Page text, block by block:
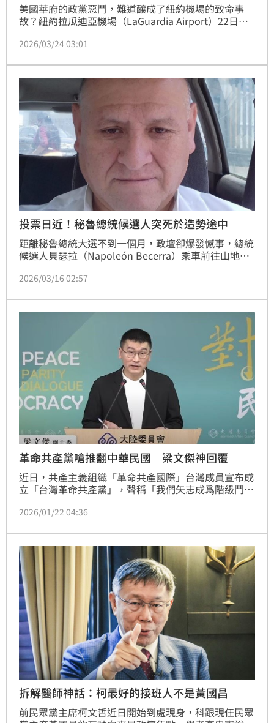
美國華府的政黨惡鬥，難道釀成了紐約機場的致命事
故？紐約拉瓜迪亞機場（LaGuardia Airport）22日發
因恐怕和航管員分身乏術有關。去年美國史上持續最久
缺勤，至今全美塔台人力仍短缺3000人之多。
2026/03/24 03:01
投票日近！秘魯總統候選人突死於造勢途中
距離秘魯總統大選不到一個月，政壇卻爆發憾事，總統
候選人貝瑟拉（Napoleón Becerra）乘車前往山地城
醫搶救後傷重不治，車上的3名同行者也受傷；如今其
2026/03/16 02:57
革命共產黨嗆推翻中華民國 梁文傑神回覆
近日，共產主義組織「革命共產國際」台灣成員宣布成
立「台灣革命共產黨」，聲稱「我們矢志成爲階級鬥爭
義社會的主導力量」，掀起了各界好奇與討論。今
到「台灣革命共產黨」相關議題，他也做出了一段精闢
的解析。
2026/01/22 04:36
拆解醫師神話：柯最好的接班人不是黃國昌
前民眾黨主席柯文哲近日開始到處現身，科跟現任民眾